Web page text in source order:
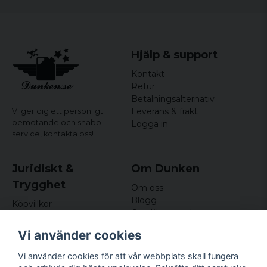
Vi ger dig ett personligt
bemötande och snabb
service, kontakta oss!
Hjälp & support
Kontakt
Retur
Betalningsalternativ
Leverans & frakt
Logga in
Juridiskt &
Trygghet
Köpvillkor
Om cookies
Om Dunken
Om oss
Blogg
Omdömen och
Nyhetsbrev
Kundklubb
Vi använder cookies
Vi använder cookies för att vår webbplats skall fungera